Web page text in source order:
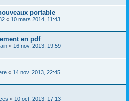
portable
« 10 mars 2014, 11:43
en pdf
« 16 nov. 2013, 19:59
« 14 nov. 2013, 22:45
« 10 oct. 2013, 17:13